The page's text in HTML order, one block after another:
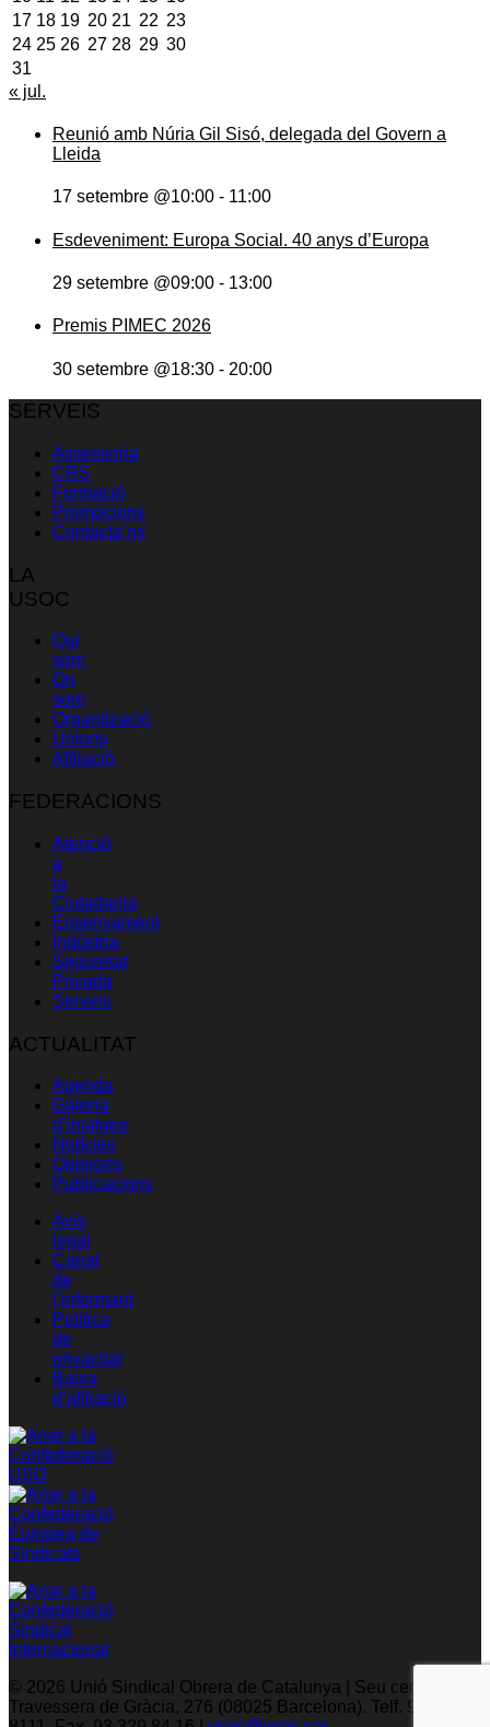
17 18 19 20 21 22 23
24 25 26 27 28 29 30
31
« jul.
Reunió amb Núria Gil Sisó, delegada del Govern a
Lleida
17 setembre @10:00 - 11:00
Esdeveniment: Europa Social. 40 anys d’Europa
29 setembre @09:00 - 13:00
Premis PIMEC 2026
30 setembre @18:30 - 20:00
SERVEIS
Assessoria
CRS
Formació
Promocions
Contacta’ns
LA
USOC
Qui
som
On
som
Organització
Unions
Afiliació
FEDERACIONS
Atenció
a
la
Ciutadania
Ensenyament
Indústria
Seguretat
Privada
Serveis
ACTUALITAT
Agenda
Galeria
d’imatges
Notícies
Opinions
Publicacions
Avís
legal
Canal
de
l’informant
Política
de
privacitat
Baixa
d’afiliació
© 2026 Unió Sindical Obrera de Catalunya | Seu central: C/
Travessera de Gràcia, 276 (08025 Barcelona). Telf. 93 329